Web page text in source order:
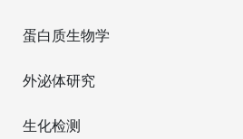
蛋白质生物学
外泌体研究
生化检测